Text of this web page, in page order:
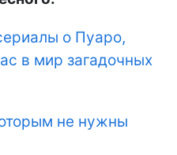
о Пуаро,
в мир загадочных
не нужны